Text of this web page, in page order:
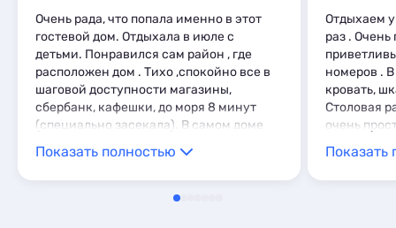
Мини-отели
Кемпинги 1
Глэмпинги 1
Очень рада, что попала именно в этот
гостевой дом. Отдыхала в июле с
детьми. Понравился сам район , где
расположен дом . Тихо ,спокойно все в
шаговой доступности магазины,
сбербанк, кафешки, до моря 8 минут
(специально засекала). В самом доме
все очень чисто и уютно. Постельное
белье белоснежное и хрустящее, матрас
и подушки,как дома. В номере есть все
необходимое :кондиционер,фен,утюг,
Показать полностью
Отдыхаем
раз .
номеров .
кровать,
Столовая
очень
минутах
рыночек .
Показать